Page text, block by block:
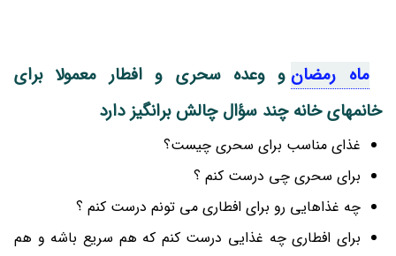
ماه رمضان و وعده سحری و افطار معمولا برای
خانمهای خانه چند سؤال چالش برانگیز دارد
غذای مناسب برای سحری چیست؟
برای سحری چی درست کنم ؟
چه غذاهایی رو برای افطاری می تونم درست کنم ؟
برای افطاری چه غذایی درست کنم که هم سریع باشه و هم